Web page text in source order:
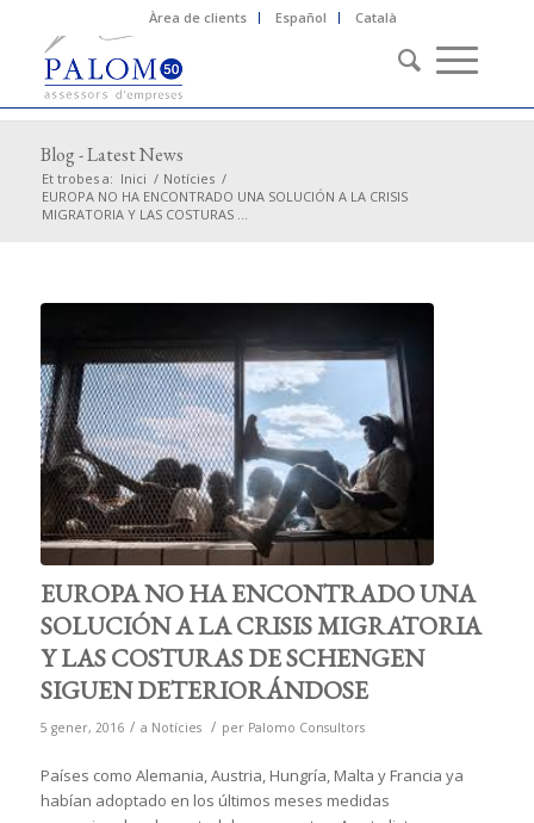
Àrea de clients Español Català
Blog - Latest News
Et trobes a: Inici / Notícies /
EUROPA NO HA ENCONTRADO UNA SOLUCIÓN A LA CRISIS
MIGRATORIA Y LAS COSTURAS ...
EUROPA NO HA ENCONTRADO UNA
SOLUCIÓN A LA CRISIS MIGRATORIA
Y LAS COSTURAS DE SCHENGEN
SIGUEN DETERIORÁNDOSE
5 gener, 2016 / a Notícies / per Palomo Consultors
Países como Alemania, Austria, Hungría, Malta y Francia ya
habían adoptado en los últimos meses medidas